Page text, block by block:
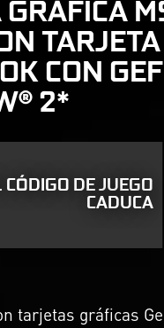
TARJETA
CON
2*
CÓDIGO DE JUEGO
CADUCA
gráficas